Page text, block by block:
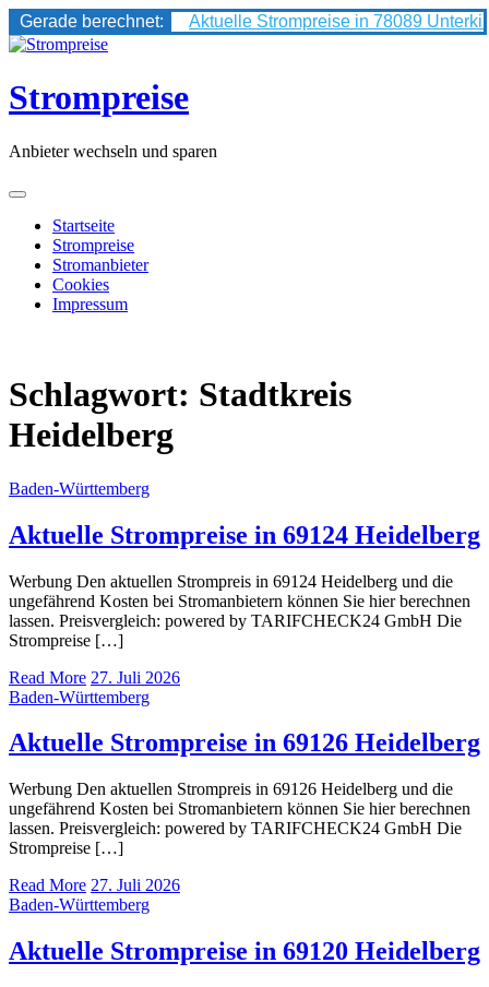
Gerade berechnet:
Aktuelle Strompreise in 78089
Skip
content
Strompreise
Anbieter wechseln und sparen
Startseite
Strompreise
Stromanbieter
Cookies
Impressum
Schlagwort: Stadtkreis
Heidelberg
Baden-Württemberg
Aktuelle Strompreise in 69124 Heidelberg
Werbung Den aktuellen Strompreis in 69124 Heidelberg und die
ungefährend Kosten bei Stromanbietern können Sie hier berechnen
lassen. Preisvergleich: powered by TARIFCHECK24 GmbH Die
Strompreise […]
Read More 27. Juli 2026
Baden-Württemberg
Aktuelle Strompreise in 69126 Heidelberg
Werbung Den aktuellen Strompreis in 69126 Heidelberg und die
ungefährend Kosten bei Stromanbietern können Sie hier berechnen
lassen. Preisvergleich: powered by TARIFCHECK24 GmbH Die
Strompreise […]
Read More 27. Juli 2026
Baden-Württemberg
Aktuelle Strompreise in 69120 Heidelberg